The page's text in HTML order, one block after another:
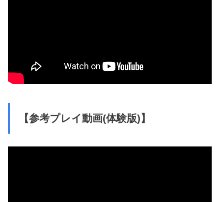
【参考プレイ動画(体験版)】